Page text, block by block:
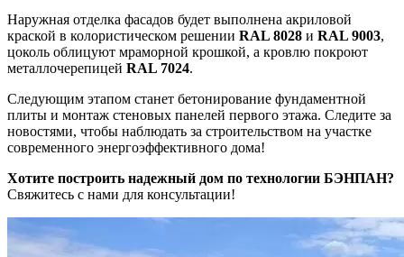
Наружная отделка фасадов будет выполнена акриловой
краской в колористическом решении RAL 8028 и RAL 9003,
цоколь облицуют мраморной крошкой, а кровлю покроют
металлочерепицей RAL 7024.
Следующим этапом станет бетонирование фундаментной
плиты и монтаж стеновых панелей первого этажа. Следите за
новостями, чтобы наблюдать за строительством на участке
современного энергоэффективного дома!
Хотите построить надежный дом по технологии БЭНПАН?
Свяжитесь с нами для консультации!